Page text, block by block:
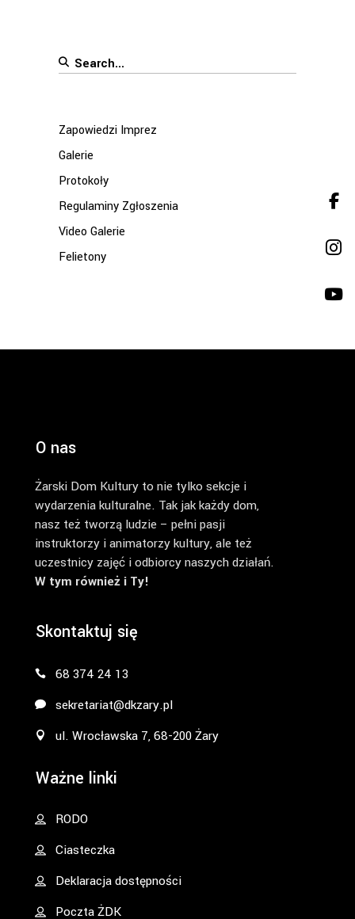
Search
Zapowiedzi Imprez
Galerie
Protokoły
Regulaminy Zgłoszenia
Video Galerie
Felietony
O nas
Żarski Dom Kultury to nie tylko sekcje i
wydarzenia kulturalne. Tak jak każdy dom,
nasz też tworzą ludzie – pełni pasji
instruktorzy i animatorzy kultury, ale też
uczestnicy zajęć i odbiorcy naszych działań.
W tym również i Ty!
Skontaktuj się
68 374 24 13
sekretariat@dkzary.pl
ul. Wrocławska 7, 68-200 Żary
Ważne linki
RODO
Ciasteczka
Deklaracja dostępności
Poczta ŻDK